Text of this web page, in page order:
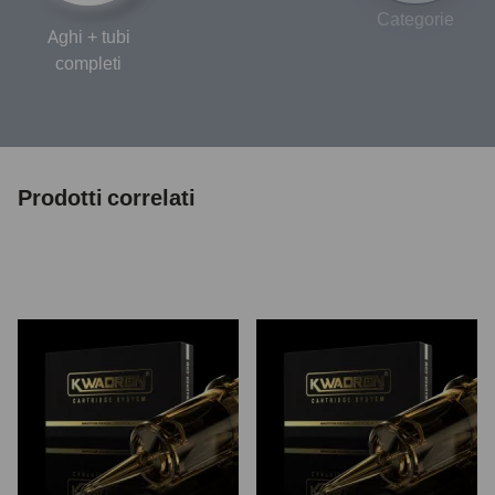
Aghi + tubi
completi
Categorie
Prodotti correlati